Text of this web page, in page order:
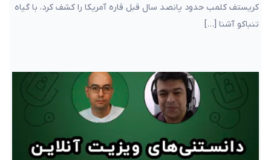
کریستف کلمب حدود پانصد سال قبل قاره آمریکا را کشف کرد، با گیاه
تنباکو آشنا […]